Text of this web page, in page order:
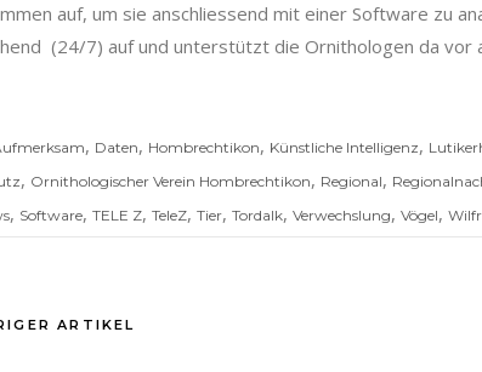
auf, um sie anschliessend mit einer Software zu
(24/7) auf und unterstützt die Ornithologen da vor
, Daten, Hombrechtikon, Künstliche Intelligenz,
, Ornithologischer Verein Hombrechtikon, Regional,
, Software, TELE Z, TeleZ, Tier, Tordalk, Verwechslung, Vögel,
ARTIKEL